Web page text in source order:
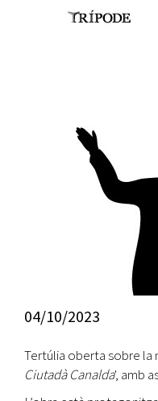
04/10/2023
Tertúlia oberta sobre la
Ciutadà Canalda', amb